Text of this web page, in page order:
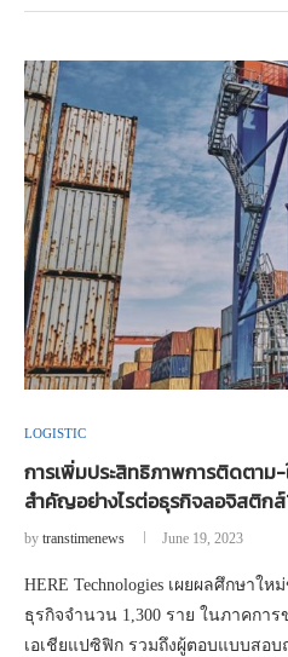
LOGISTIC
การเพิ่มประสิทธิภาพการติดตาม
สำคัญอย่างไรต่อธุรกิจลอจิสติก
by transtimenews June 19, 2023
HERE Technologies เผยผลศึกษาใ
ธุรกิจจำนวน 1,300 ราย ในภาคกา
เอเชียแปซิฟิก รวมถึงผู้ตอบแบบสอบ